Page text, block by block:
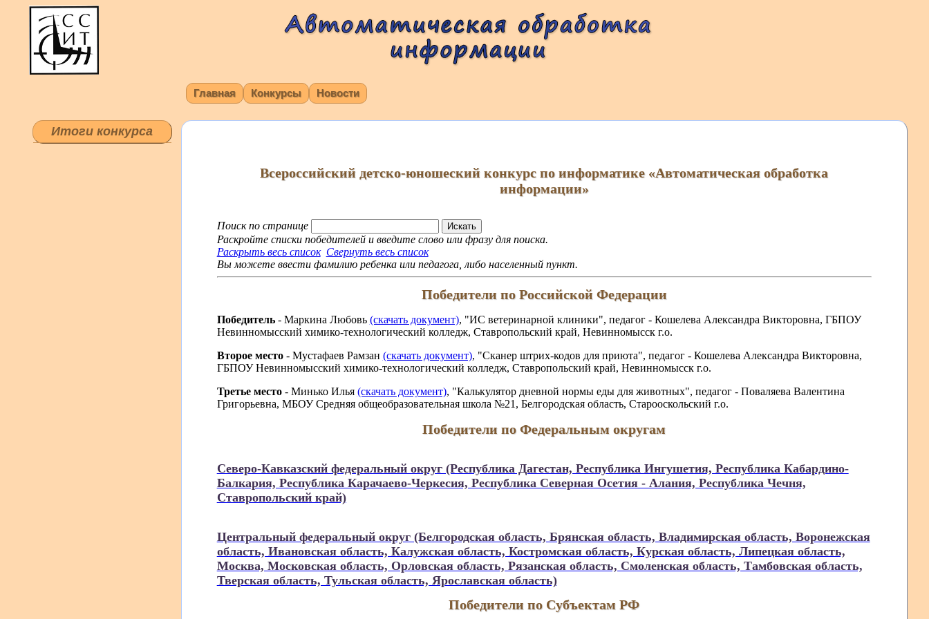
Главная Конкурсы Новости
Итоги конкурса
Всероссийский детско-юношеский конкурс по информатике «Автоматическая обработка
информации»
Поиск по странице
Раскройте списки победителей и введите слово или фразу для поиска.
Раскрыть весь список Свернуть весь список
Вы можете ввести фамилию ребенка или педагога, либо населенный пункт.
Победители по Российской Федерации
Победитель - Маркина Любовь (скачать документ), "ИС ветеринарной клиники", педагог - Кошелева Александра Викторовна, ГБПОУ
Невинномысский химико-технологический колледж, Ставропольский край, Невинномысск г.о.
Второе место - Мустафаев Рамзан (скачать документ), "Сканер штрих-кодов для приюта", педагог - Кошелева Александра Викторовна,
ГБПОУ Невинномысский химико-технологический колледж, Ставропольский край, Невинномысск г.о.
Третье место - Минько Илья (скачать документ), "Калькулятор дневной нормы еды для животных", педагог - Поваляева Валентина
Григорьевна, МБОУ Средняя общеобразовательная школа №21, Белгородская область, Старооскольский г.о.
Победители по Федеральным округам
Северо-Кавказский федеральный округ (Республика Дагестан, Республика Ингушетия, Республика Кабардино-
Балкария, Республика Карачаево-Черкесия, Республика Северная Осетия - Алания, Республика Чечня,
Ставропольский край)
Центральный федеральный округ (Белгородская область, Брянская область, Владимирская область, Воронежская
область, Ивановская область, Калужская область, Костромская область, Курская область, Липецкая область,
Москва, Московская область, Орловская область, Рязанская область, Смоленская область, Тамбовская область,
Тверская область, Тульская область, Ярославская область)
Победители по Субъектам РФ